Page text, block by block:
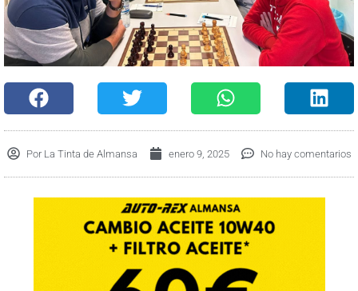
PorLa Tinta de Almansa enero 9, 2025 No hay comentarios